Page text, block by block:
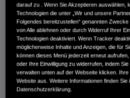
Es tut uns leid. Zurzeit gibt es
Modell
darauf zu . Wenn Sie Akzeptieren auswählen,
Technologien die unter „Wir und unsere
Folgendes bereitzustellen“ genannten
von Alle ablehnen oder durch Widerruf Ihrer
Technologien deaktiviert. Wenn Tracker
möglicherweise Inhalte und Anzeigen, die für
können dieses Menü jederzeit erneut
oder Ihre Einwilligung zu widerrufen, indem
verwalten unten auf der Webseite klicken.
Website aus. Weitere Informationen finden Sie
Datenschutzerklärung.